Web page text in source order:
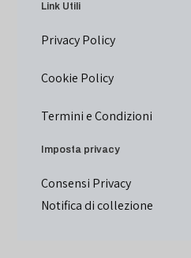
Link Utili
Privacy Policy
Cookie Policy
Termini e Condizioni
Imposta privacy
Consensi Privacy
Notifica di collezione